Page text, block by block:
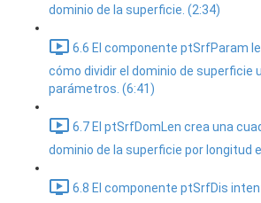
dominio de la superficie. (2:34)
6.6 El componente ptSrfParam
cómo dividir el dominio de superficie
parámetros. (6:41)
6.7 El ptSrfDomLen crea una
dominio de la superficie por longitud
6.8 El componente ptSrfDis